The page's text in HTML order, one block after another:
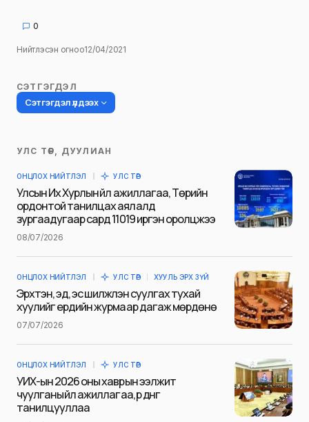
0
Нийтлэсэн огноо12/04/2021
СЭТГЭГДЭЛ
Сэтгэгдэл үлдээх
Таны имэйл хаягийг нийтлэхгүй.
тэмдэглэсэн
Сэтгэгдэл*
Name
УЛС ТӨР, ДУУЛИАН
ОНЦЛОХ НИЙТЛЭЛ УЛС ТӨР
Улсын Их Хурлын үйл ажиллагаа, Төрийн
ордонтой танилцах аялалд
зургаадугаар сард 11019 иргэн оролцжээ
08/07/2026
ОНЦЛОХ НИЙТЛЭЛ УЛС ТӨР ХУУЛЬ ЭРХ ЗҮЙ
Эрхтэн, эд, эс шилжүүлэн суулгах тухай
хуулийг ердийн журмаар дагаж мөрдөнө
07/07/2026
ОНЦЛОХ НИЙТЛЭЛ УЛС ТӨР
УИХ-ын 2026 оны хаврын ээлжит
чуулганы үйл ажиллагаа, үр дүнг
танилцууллаа